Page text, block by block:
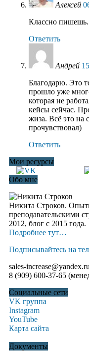
Алексей
Классно
Ответить
Андрей
Благодарю. Это
прошло уже
которая не
кейсы сейчас.
жиза. Всё это на
прочувствовал)
Ответить
Мои ресурсы
Обо мне
Никита Строков.
преподавательскими
2012, блог c 2015 года.
Подробнее тут…
Подписывайтесь на
sales-increase@yandex.ru
8 (909) 600-37-65
Социальные сети
VK группа
Instagram
YouTube
Карта сайта
Документы